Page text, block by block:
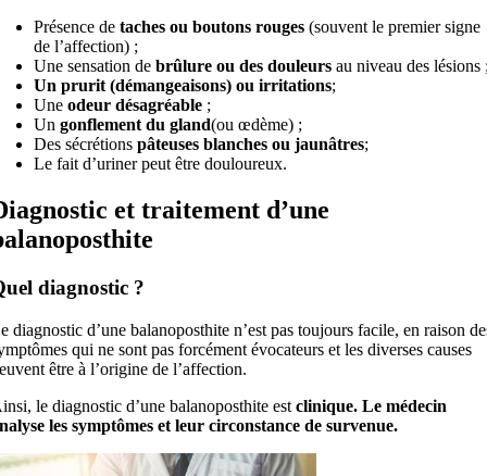
Présence de taches ou boutons rouges (souvent le premier signe
de l’affection) ;
Une sensation de brûlure ou des douleursau niveau des lésions
Un prurit (démangeaisons) ou irritations;
Une odeur désagréable ;
Un gonflement du gland(ou œdème) ;
Des sécrétionspâteuses blanches ou jaunâtres;
Le fait d’uriner peut être douloureux.
et traitement d’une
diagnostic ?
diagnostic d’une balanoposthite n’est pas toujours facile, en raison
qui ne sont pas forcément évocateurs et les diverses causes
être à l’origine de l’affection.
le diagnostic d’une balanoposthite estclinique. Le médecin
les symptômes et leur circonstance de survenue.